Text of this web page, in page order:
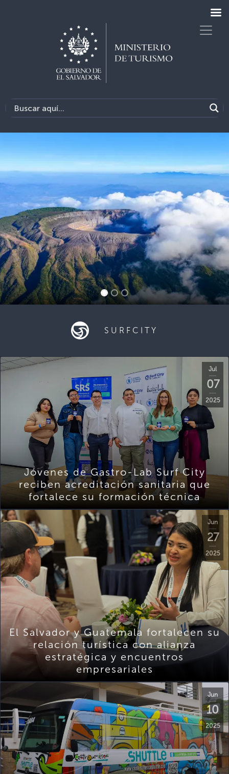
SURFCITY
Jul
07
2025
Jóvenes de Gastro-Lab Surf City
reciben acreditación sanitaria que
fortalece su formación técnica
Jun
27
2025
El Salvador y Guatemala fortalecen su
relación turística con alianza
estratégica y encuentros
empresariales
Jun
10
2025